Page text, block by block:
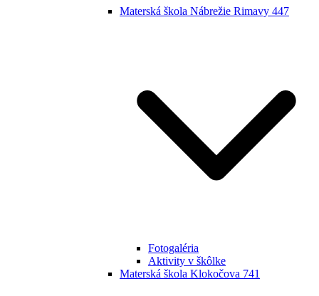
Materská škola Nábrežie Rimavy 447
Fotogaléria
Aktivity v škôlke
Materská škola Klokočova 741